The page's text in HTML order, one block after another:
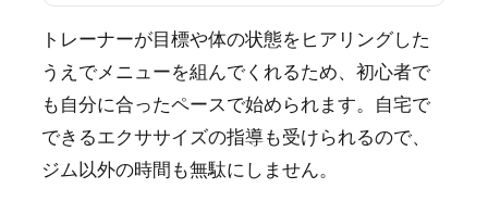
トレーナーが目標や体の状態をヒアリングした
うえでメニューを組んでくれるため、初心者で
も自分に合ったペースで始められます。自宅で
できるエクササイズの指導も受けられるので、
ジム以外の時間も無駄にしません。